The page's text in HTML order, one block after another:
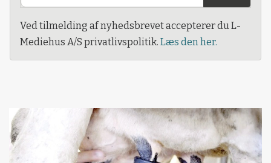
Ved tilmelding af nyhedsbrevet accepterer du L-
Mediehus A/S privatlivspolitik. Læs den her.